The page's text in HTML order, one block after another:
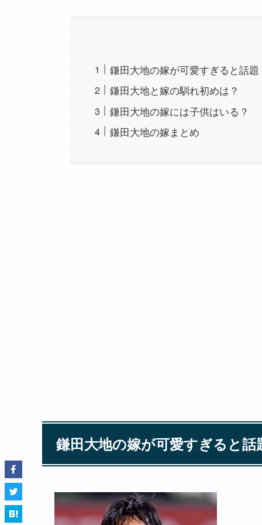
鎌田大地の嫁が可愛すぎると話題
鎌田大地と嫁の馴れ初めは？
鎌田大地の嫁には子供はいる？
鎌田大地の嫁まとめ
鎌田大地の嫁が可愛すぎると話